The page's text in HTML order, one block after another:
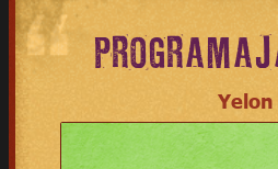
Yelon